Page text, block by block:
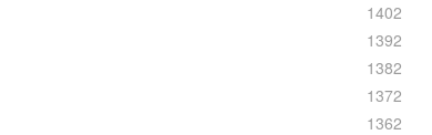
1402
1392
1382
1372
1362